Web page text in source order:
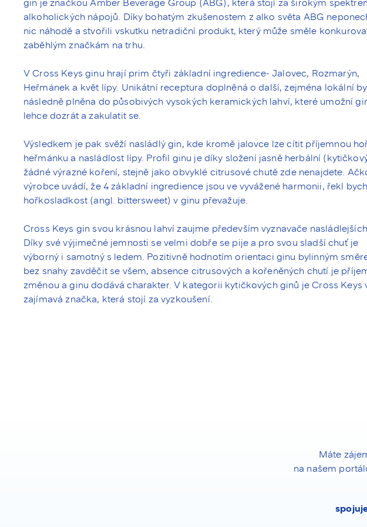
gin je značkou Amber Beverage Group (ABG), která stojí za širokým
alkoholických nápojů. Díky bohatým zkušenostem z alko světa ABG
nic náhodě a stvořili vskutku netradiční produkt, který může směle
zaběhlým značkám na trhu.
V Cross Keys ginu hrají prim čtyři základní ingredience- Jalovec, Rozmarýn,
Heřmánek a květ lípy. Unikátní receptura doplněná o další, zejména lokální
následně plněna do působivých vysokých keramických lahví, které umožní
lehce dozrát a zakulatit se.
Výsledkem je pak svěží nasládlý gin, kde kromě jalovce lze cítit příjemnou
heřmánku a nasládlost lípy. Profil ginu je díky složení jasně herbální
žádné výrazné koření, stejně jako obvyklé citrusové chutě zde nenajdete.
výrobce uvádí, že 4 základní ingredience jsou ve vyvážené harmonii, řekl
hořkosladkost (angl. bittersweet) v ginu převažuje.
Cross Keys gin svou krásnou lahví zaujme především vyznavače
Díky své výjimečné jemnosti se velmi dobře se pije a pro svou sladší chuť je
výborný i samotný s ledem. Pozitivně hodnotím orientaci ginu bylinným
bez snahy zavděčit se všem, absence citrusových a kořeněných chutí je
změnou a ginu dodává charakter. V kategorii kytičkových ginů je Cross Keys
zajímavá značka, která stojí za vyzkoušení.
Máte
na našem